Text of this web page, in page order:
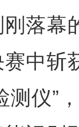
落幕
中斩
测仪”